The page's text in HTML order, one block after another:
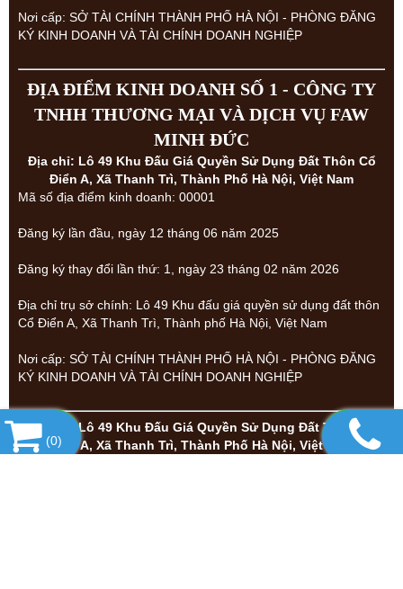
Nơi cấp: SỞ TÀI CHÍNH THÀNH PHỐ HÀ NỘI - PHÒNG ĐĂNG
KÝ KINH DOANH VÀ TÀI CHÍNH DOANH NGHIỆP
ĐỊA ĐIỂM KINH DOANH SỐ 1 - CÔNG TY
TNHH THƯƠNG MẠI VÀ DỊCH VỤ FAW
MINH ĐỨC
Địa chỉ: Lô 49 Khu Đấu Giá Quyền Sử Dụng Đất Thôn Cổ
Điển A, Xã Thanh Trì, Thành Phố Hà Nội, Việt Nam
Mã số địa điểm kinh doanh: 00001
Đăng ký lần đầu, ngày 12 tháng 06 năm 2025
Đăng ký thay đổi lần thứ: 1, ngày 23 tháng 02 năm 2026
Địa chỉ trụ sở chính: Lô 49 Khu đấu giá quyền sử dụng đất thôn
Cổ Điển A, Xã Thanh Trì, Thành phố Hà Nội, Việt Nam
Nơi cấp: SỞ TÀI CHÍNH THÀNH PHỐ HÀ NỘI - PHÒNG ĐĂNG
KÝ KINH DOANH VÀ TÀI CHÍNH DOANH NGHIỆP
Địa chỉ: Lô 49 Khu Đấu Giá Quyền Sử Dụng Đất Thôn Cổ
Điển A, Xã Thanh Trì, Thành Phố Hà Nội, Việt Nam
(0)